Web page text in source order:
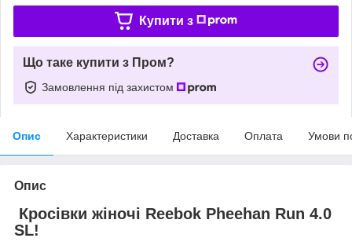
Купити з
Що таке купити з Пром?
Замовлення під захистом
Опис Характеристики Доставка Оплата Умови
Опис
Кросівки жіночі Reebok Pheehan Run 4.0
SL!